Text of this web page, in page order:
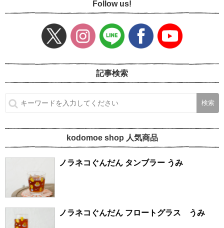
Follow us!
記事検索
kodomoe shop 人気商品
ノラネコぐんだん タンブラー うみ
ノラネコぐんだん フロートグラス うみ